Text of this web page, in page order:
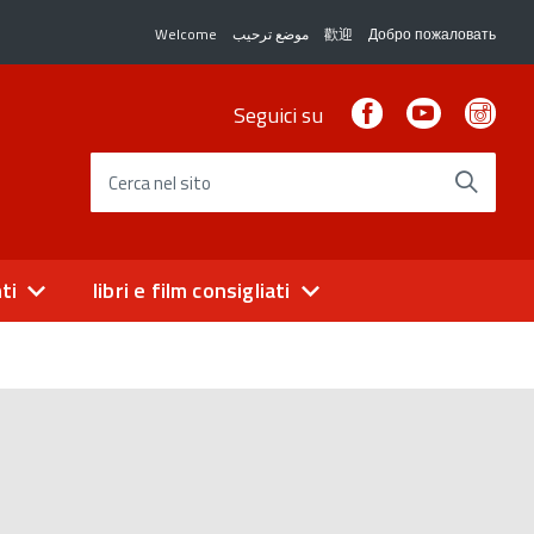
Welcome موضع ترحيب 歡迎 Добро пожаловать
Seguici su FacebookYoutube
Cerca nel sito
libri e film consigliati